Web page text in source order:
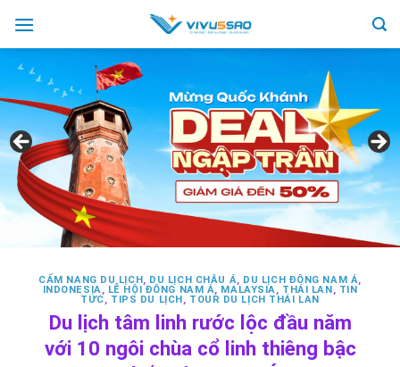
content
CẨM NANG DU LỊCH, DU LỊCH CHÂU Á, DU LỊCH ĐÔNG NAM Á,
INDONESIA, LỄ HỘI ĐÔNG NAM Á, MALAYSIA, THÁI LAN, TIN
TỨC, TIPS DU LỊCH, TOUR DU LỊCH THÁI LAN
Du lịch tâm linh rước lộc đầu năm
với 10 ngôi chùa cổ linh thiêng bậc